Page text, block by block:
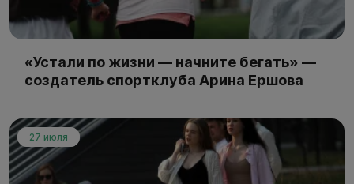
«Устали по жизни — начните бегать» —
создатель спортклуба Арина Ершова
27 июля